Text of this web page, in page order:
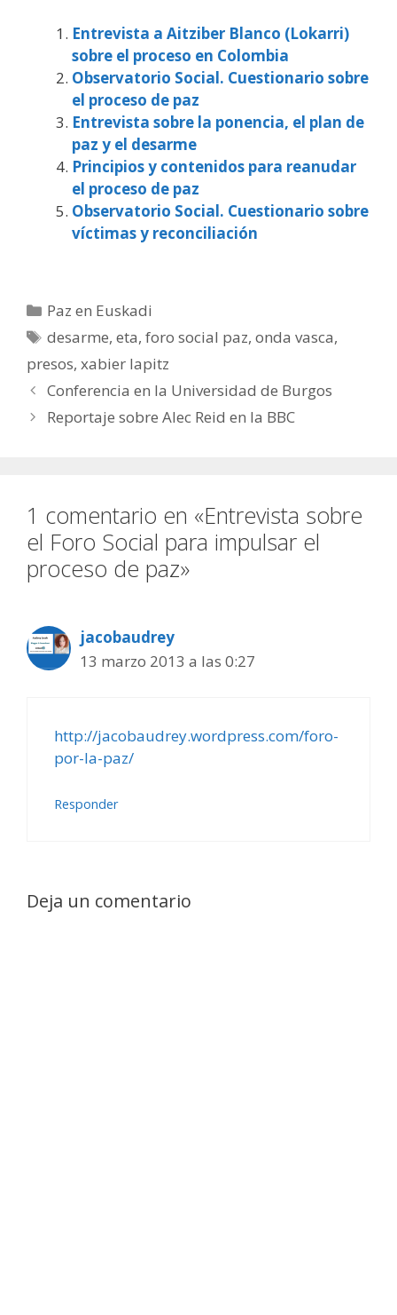
Entrevista a Aitziber Blanco (Lokarri)
sobre el proceso en Colombia
Observatorio Social. Cuestionario sobre
el proceso de paz
Entrevista sobre la ponencia, el plan de
paz y el desarme
Principios y contenidos para reanudar
el proceso de paz
Observatorio Social. Cuestionario sobre
víctimas y reconciliación
Categorías
Paz en Euskadi
Etiquetas
desarme,eta,foro social paz,onda vasca,
presos, xabier lapitz
Conferencia en la Universidad de Burgos
Reportaje sobre Alec Reid en la BBC
1 comentario en «Entrevista sobre
el Foro Social para impulsar el
proceso de paz»
jacobaudrey
13 marzo 2013 a las 0:27
http://jacobaudrey.wordpress.com/foro-
por-la-paz/
Responder
Deja un comentario